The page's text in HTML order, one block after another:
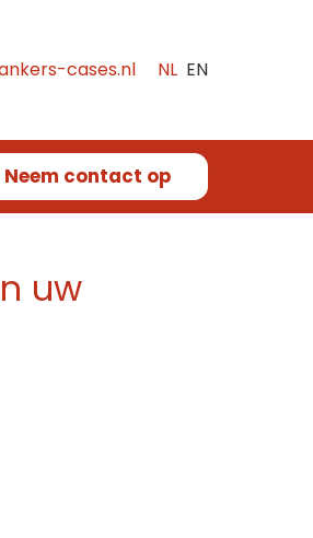
cases.nl NL EN
Neem contact op
uw